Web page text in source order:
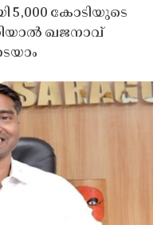
5,000 കോടിയുടെ
ഖജനാവ്